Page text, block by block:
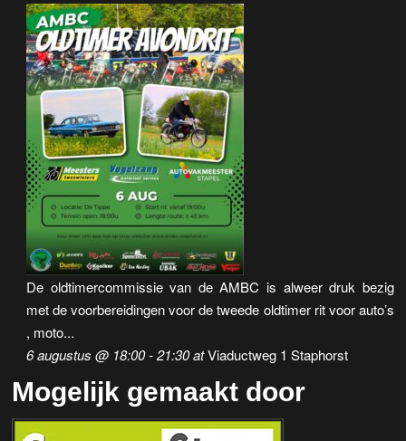
De oldtimercommissie van de AMBC is alweer druk bezig
met de voorbereidingen voor de tweede oldtimer rit voor auto’s
, moto...
6 augustus @ 18:00-21:30atViaductweg 1 Staphorst
Mogelijk gemaakt door